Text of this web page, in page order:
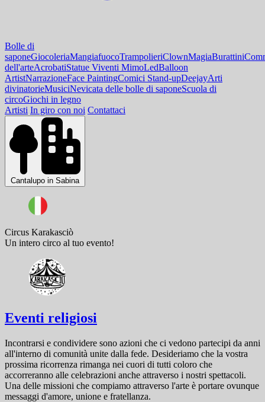
Bolle di
saponeGiocoleriaMangiafuocoTrampolieriClownMagiaBurattini
dell'arteAcrobatiStatue Viventi MimoLedBalloon
ArtistNarrazioneFace PaintingComici Stand-upDeejayArti
divinatorieMusiciNevicata delle bolle di saponeScuola di
circoGiochi in legno
Artisti In giro con noi Contattaci
Cantalupo in Sabina
Circus Karakasciò
Un intero circo al tuo evento!
Eventi religiosi
Incontrarsi e condividere sono azioni che ci vedono partecipi da anni
all'interno di comunità unite dalla fede. Desideriamo che la vostra
prossima ricorrenza rimanga nei cuori di tutti coloro che
accorreranno alle celebrazioni anche attraverso i nostri spettacoli.
Una delle missioni che compiamo attraverso l'arte è portare ovunque
messaggi d'amore, unione e fratellanza.